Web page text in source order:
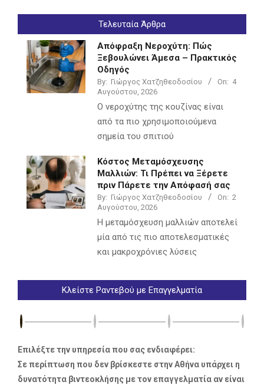
Τελευταία Άρθρα
Απόφραξη Νεροχύτη: Πώς
Ξεβουλώνει Άμεσα – Πρακτικός
Οδηγός
By: Γιώργος Χατζηθεοδοσίου On: 4
Αυγούστου, 2026
Ο νεροχύτης της κουζίνας είναι
από τα πιο χρησιμοποιούμενα
σημεία του σπιτιού
Κόστος Μεταμόσχευσης
Μαλλιών: Τι Πρέπει να Ξέρετε
πριν Πάρετε την Απόφασή σας
By: Γιώργος Χατζηθεοδοσίου On: 2
Αυγούστου, 2026
Η μεταμόσχευση μαλλιών αποτελεί
μία από τις πιο αποτελεσματικές
και μακροχρόνιες λύσεις
Κλείστε Ραντεβού με Επαγγελματία
Επιλέξτε την υπηρεσία που σας ενδιαφέρει:
Σε περίπτωση που δεν βρίσκεστε στην Αθήνα υπάρχει η
δυνατότητα βιντεοκλήσης με τον επαγγελματία αν είναι